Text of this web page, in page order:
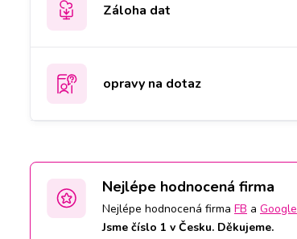
Záloha dat
opravy na dotaz
Nejlépe hodnocená firma
Nejlépe hodnocená firma FB a Google
Jsme číslo 1 v Česku. Děkujeme.